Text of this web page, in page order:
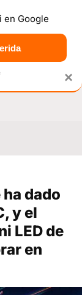
OFERTAS
ha dado
y el
LED de
en
×
en Google